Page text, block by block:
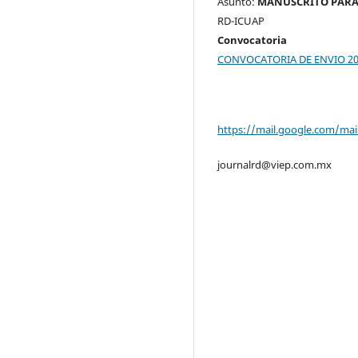
RD-ICUAP
Convocatoria
CONVOCATORIA DE ENVIO
https://mail.google.com/
journalrd@viep.com.mx